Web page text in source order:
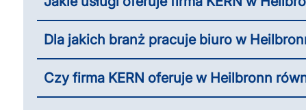
Dla jakich branż pracuje biuro w
Czy firma KERN oferuje w Heilbronn